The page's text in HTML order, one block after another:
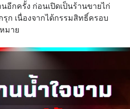
อีกครั้ง ก่อนเปิดเป็นร้านขายไก่
ก เนื่องจากได้กรรมสิทธิ์ครอบ
มาย